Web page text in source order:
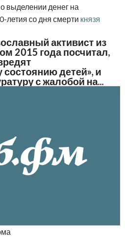
выделении денег на
летия со дня смерти князя
активист из
2015 года посчитал,
детей», и
с жалобой на...